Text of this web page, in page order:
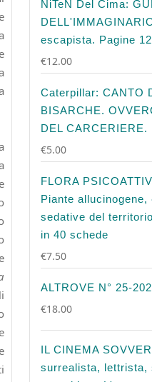
NiTeN Del Cima:
escapista. Pagine
€12.00
Caterpillar: CANTO
BISARCHE.
DEL CARCERIERE.
€5.00
FLORA
Piante allucinogene,
sedative del
in 40 schede
€7.50
ALTROVE N° 25-
€18.00
IL CINEMA
surrealista, lettrista,